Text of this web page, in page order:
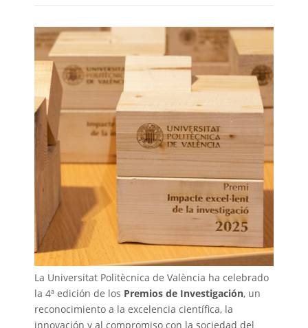
La Universitat Politècnica de València ha celebrado
la 4ª edición de los Premios de Investigación, un
reconocimiento a la excelencia científica, la
innovación y al compromiso con la sociedad del